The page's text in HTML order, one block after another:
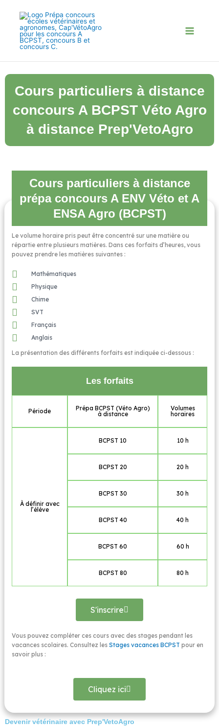
contenu
Cours particuliers à distance
concours A BCPST Véto Agro
à distance Prep'VetoAgro
Cours particuliers à distance
prépa concours A ENV Véto et A
ENSA Agro (BCPST)
Le volume horaire pris peut être concentré sur une matière ou
répartie entre plusieurs matières. Dans ces forfaits d’heures, vous
pouvez prendre les matières suivantes :
Mathématiques
Physique
Chime
SVT
Français
Anglais
La présentation des différents forfaits est indiquée ci-dessous :
Les forfaits
Période
Prépa BCPST (Véto Agro)
à distance
Volumes
horaires
À définir avec
l’élève
BCPST 10 10 h
BCPST 20 20 h
BCPST 30 30 h
BCPST 40 40 h
BCPST 60 60 h
BCPST 80 80 h
S'inscrire
Vous pouvez compléter ces cours avec des stages pendant les
vacances scolaires. Consultez les Stages vacances BCPST pour en
savoir plus :
Cliquez ici
Devenir vétérinaire avec Prep'VetoAgro